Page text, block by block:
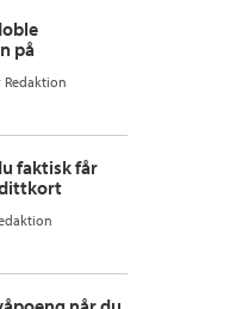
på
Redaktion
faktisk får